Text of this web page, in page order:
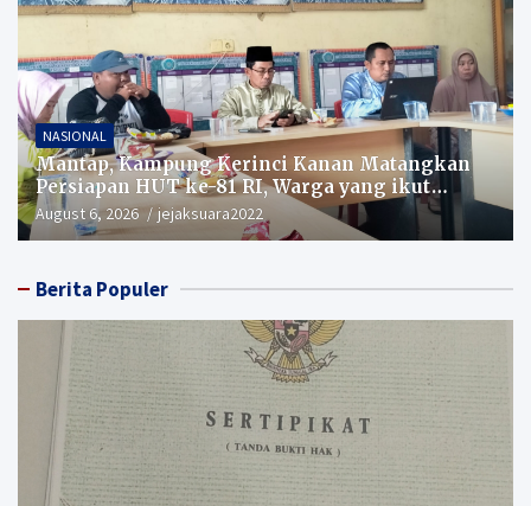
NASIONAL
Mantap, Kampung Kerinci Kanan Matangkan
Persiapan HUT ke-81 RI, Warga yang ikut
Upacara Berkesempatan Raih Hadiah
August 6, 2026 jejaksuara2022
Berita Populer